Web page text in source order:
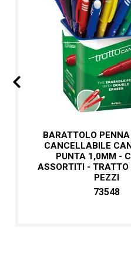
BARATTOLO
CANCELLABILE
PUNTA 1,0MM -
ASSORTITI - TRATTO
PEZZI
73548